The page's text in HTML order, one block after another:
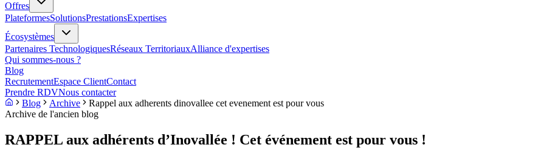
Offres
PlateformesSolutionsPrestationsExpertises
Écosystèmes
Partenaires TechnologiquesRéseaux TerritoriauxAlliance d'expertises
Qui sommes-nous ?
Blog
RecrutementEspace ClientContact
Prendre RDVNous contacter
Blog
Archive
Rappel aux adherents dinovallee cet evenement est pour vous
Archive de l'ancien blog
RAPPEL aux adhérents d’Inovallée ! Cet événement est pour vous !